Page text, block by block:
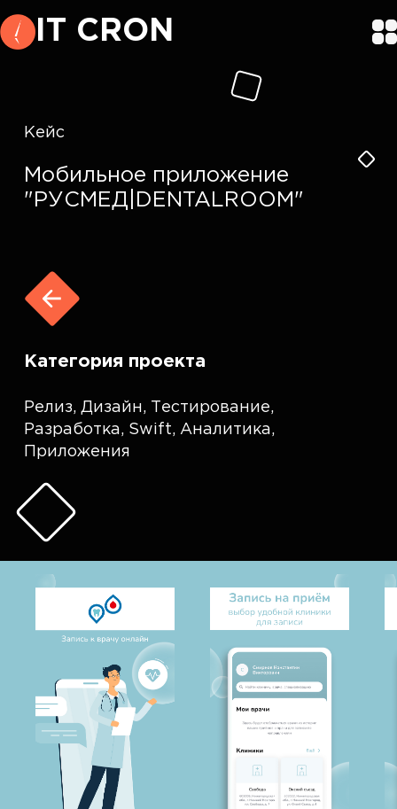
IT CRON
Кейс
Мобильное приложение
"РУСМЕД|DENTALROOM"
Категория проекта
Релиз, Дизайн, Тестирование,
Разработка, Swift, Аналитика,
Приложения